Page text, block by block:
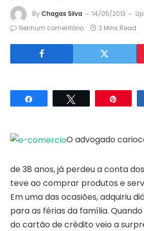
ByChagas Silva 14/05/2013
Nenhum comentário
3 Mins Read
Compartilhar
O advogado
de 38 anos, já perdeu a conta
teve ao comprar produtos e
Em uma das ocasiões, adquiriu
para as férias da família.
do cartão de crédito veio a